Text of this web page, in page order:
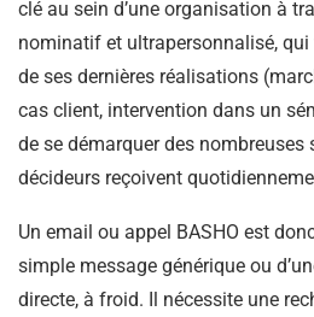
clé au sein d’une organisation à
nominatif et ultrapersonnalisé,
de ses dernières réalisations
cas client, intervention dans un
de se démarquer des
décideurs reçoivent
Un email ou appel BASHO est
simple message générique ou
directe, à froid. Il nécessite une